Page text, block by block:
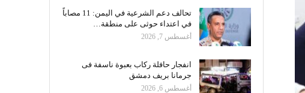
تحالف دعم الشرعية في اليمن: 11 مصاباً
في اعتداء حوثى على منطقة…
أغسطس 7, 2026
انفجار حافلة ركاب بعبوة ناسفة فى
جرمانا بريف دمشق
أغسطس 6, 2026